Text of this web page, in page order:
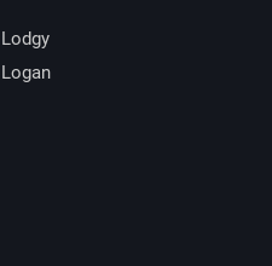
Lodgy
Logan